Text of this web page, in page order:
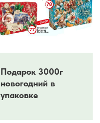
Подарок 3000г
новогодний в
упаковке